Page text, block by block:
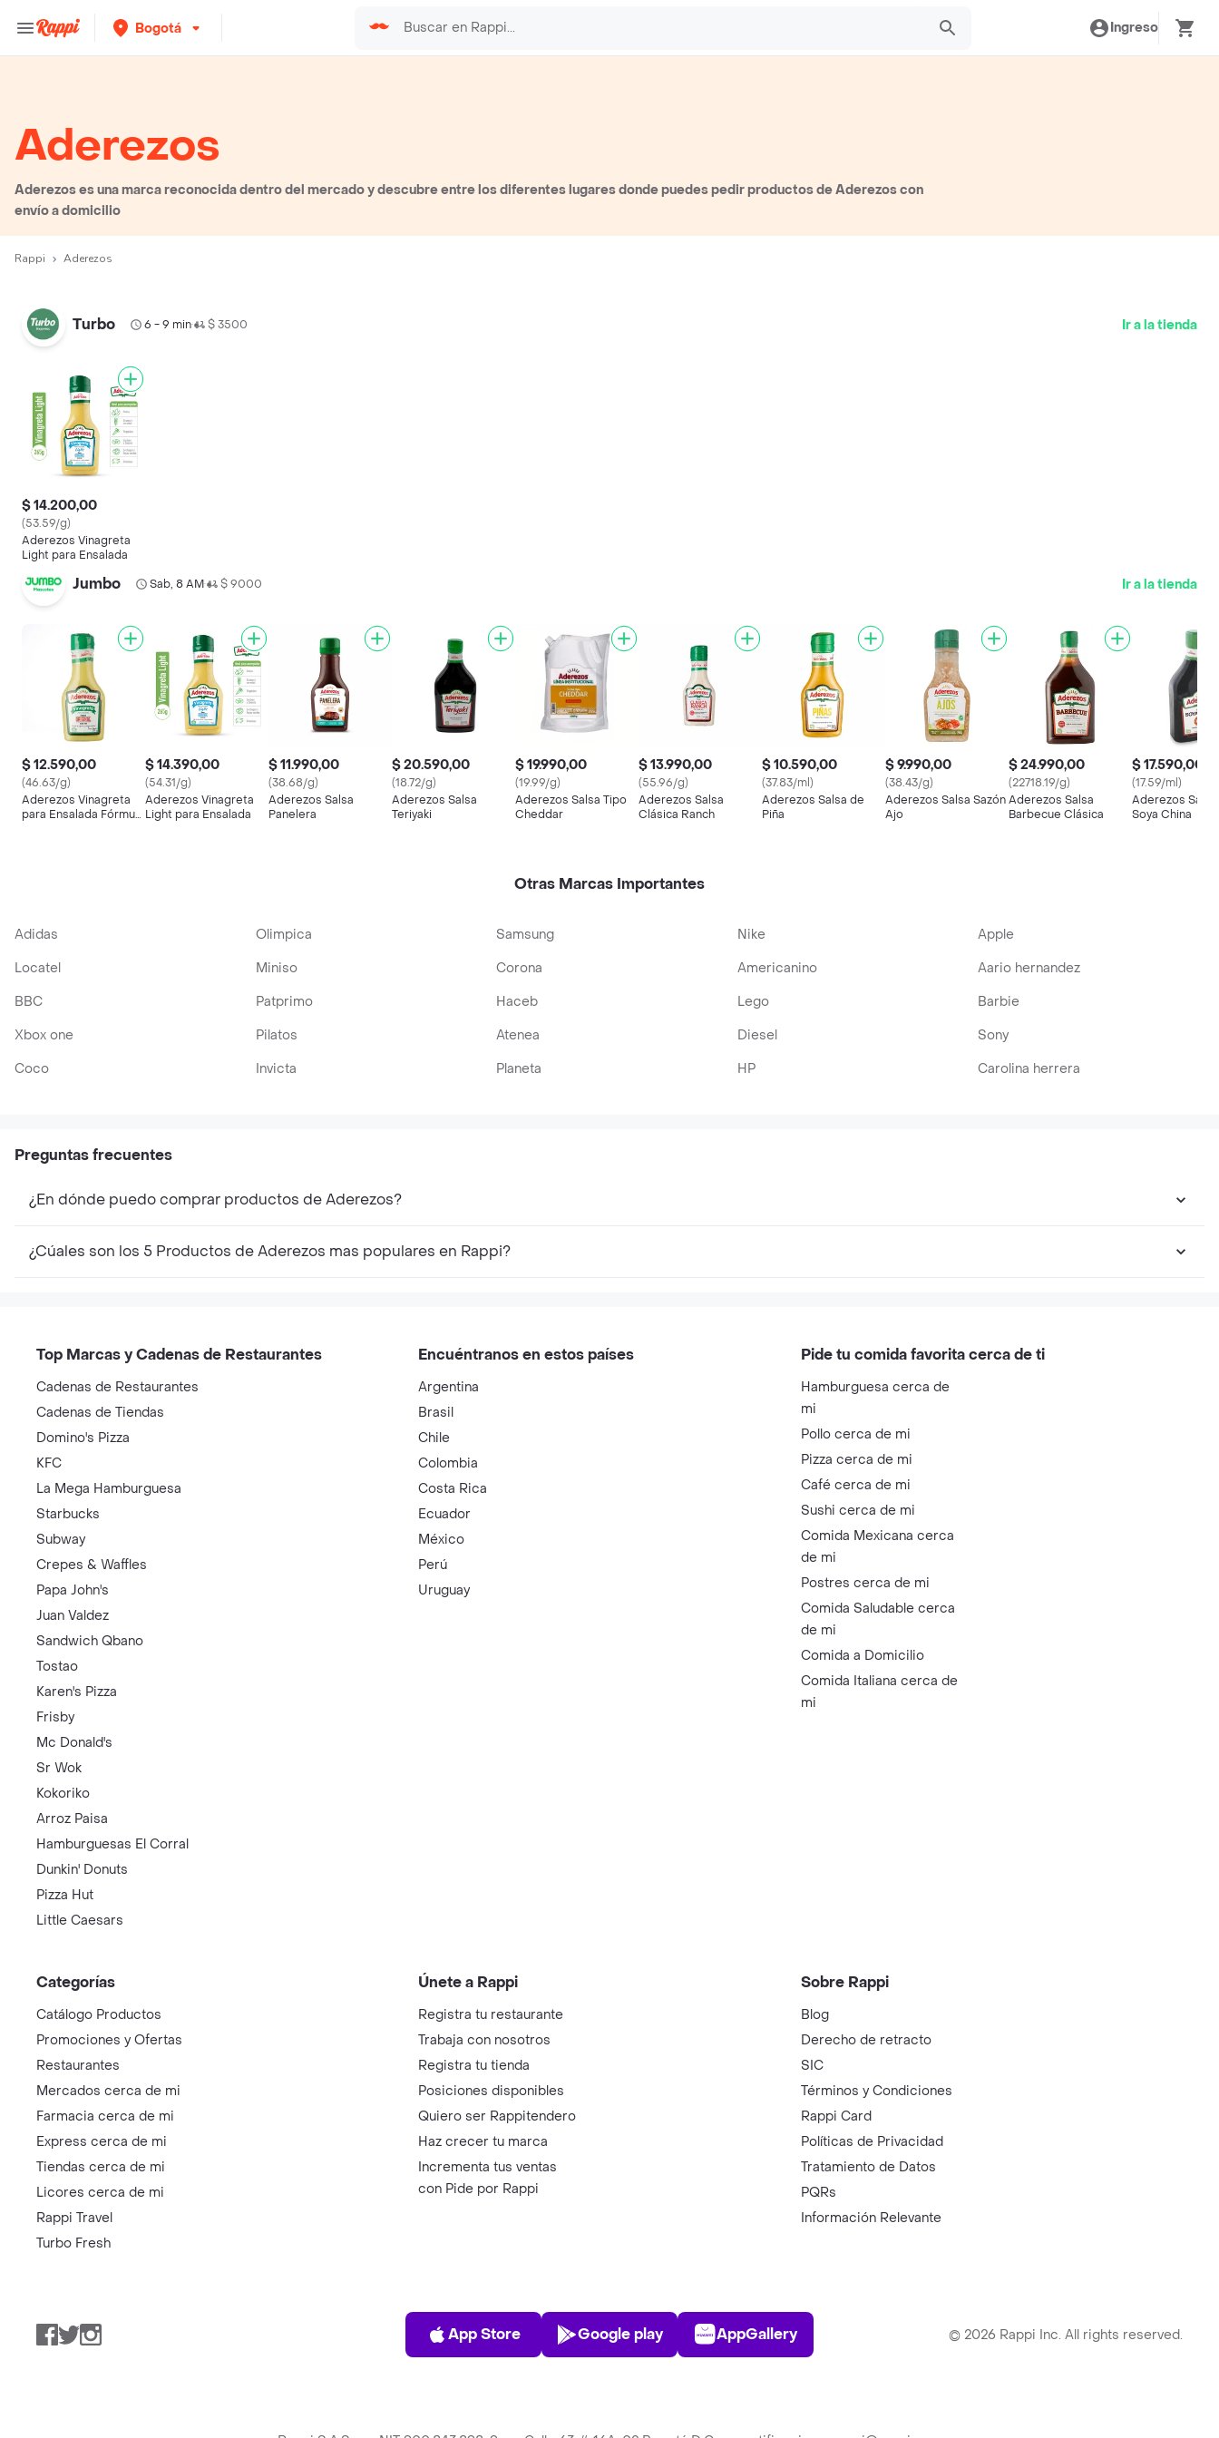
Bogotá Ingreso
Aderezos
Aderezos es una marca reconocida dentro del mercado y descubre entre los diferentes lugares donde puedes pedir productos de Aderezos con
envío a domicilio
Rappi Aderezos
Turbo 6 - 9 min• $ 3500 Ir a la tienda
$ 14.200,00
(53.59/g)
Aderezos Vinagreta
Light para Ensalada
Jumbo Sab, 8 AM• $ 9000 Ir a la tienda
$ 12.590,00
(46.63/g)
Aderezos Vinagreta
para Ensalada Fórmula
$ 14.390,00
(54.31/g)
Aderezos Vinagreta
Light para Ensalada
$ 11.990,00
(38.68/g)
Aderezos Salsa
Panelera
$ 20.590,00
(18.72/g)
Aderezos Salsa
Teriyaki
$ 19.990,00
(19.99/g)
Aderezos Salsa Tipo
Cheddar
$ 13.990,00
(55.96/g)
Aderezos Salsa
Clásica Ranch
$ 10.590,00
(37.83/ml)
Aderezos Salsa de
Piña
$ 9.990,00
(38.43/g)
Aderezos Salsa Sazón
Ajo
$ 24.990,00
(22718.19/g)
Aderezos Salsa
Barbecue Clásica
$ 17.590,00
(17.59/ml)
Aderezos
Soya China
Otras Marcas Importantes
Adidas Olimpica Samsung Nike
Apple
Locatel
Miniso Corona Americanino
Aario hernandez
BBC
Patprimo Haceb Lego
Barbie
Xbox one
Pilatos Atenea Diesel
Sony
Coco
Invicta Planeta HP Carolina herrera
Preguntas frecuentes
¿En dónde puedo comprar productos de Aderezos?
¿Cúales son los 5 Productos de Aderezos mas populares en Rappi?
Top Marcas y Cadenas de Restaurantes
Cadenas de Restaurantes
Cadenas de Tiendas
Domino's Pizza
KFC
La Mega Hamburguesa
Starbucks
Subway
Crepes & Waffles
Papa John's
Juan Valdez
Sandwich Qbano
Tostao
Karen's Pizza
Frisby
Mc Donald's
Sr Wok
Kokoriko
Arroz Paisa
Hamburguesas El Corral
Dunkin' Donuts
Pizza Hut
Little Caesars
Encuéntranos en estos países
Argentina
Brasil
Chile
Colombia
Costa Rica
Ecuador
México
Perú
Uruguay
Pide tu comida favorita cerca de ti
Hamburguesa cerca de
mi
Pollo cerca de mi
Pizza cerca de mi
Café cerca de mi
Sushi cerca de mi
Comida Mexicana cerca
de mi
Postres cerca de mi
Comida Saludable cerca
de mi
Comida a Domicilio
Comida Italiana cerca de
mi
Categorías
Catálogo Productos
Promociones y Ofertas
Restaurantes
Mercados cerca de mi
Farmacia cerca de mi
Express cerca de mi
Tiendas cerca de mi
Licores cerca de mi
Rappi Travel
Turbo Fresh
Únete a Rappi
Registra tu restaurante
Trabaja con nosotros
Registra tu tienda
Posiciones disponibles
Quiero ser Rappitendero
Haz crecer tu marca
Incrementa tus ventas
con Pide por Rappi
Sobre Rappi
Blog
Derecho de retracto
SIC
Términos y Condiciones
Rappi Card
Políticas de Privacidad
Tratamiento de Datos
PQRs
Información Relevante
Facebook
TwitterInstagram
App Store
App Store
Play Store
Google play
AppGallery
AppGallery © 2026 Rappi Inc. All rights reserved.